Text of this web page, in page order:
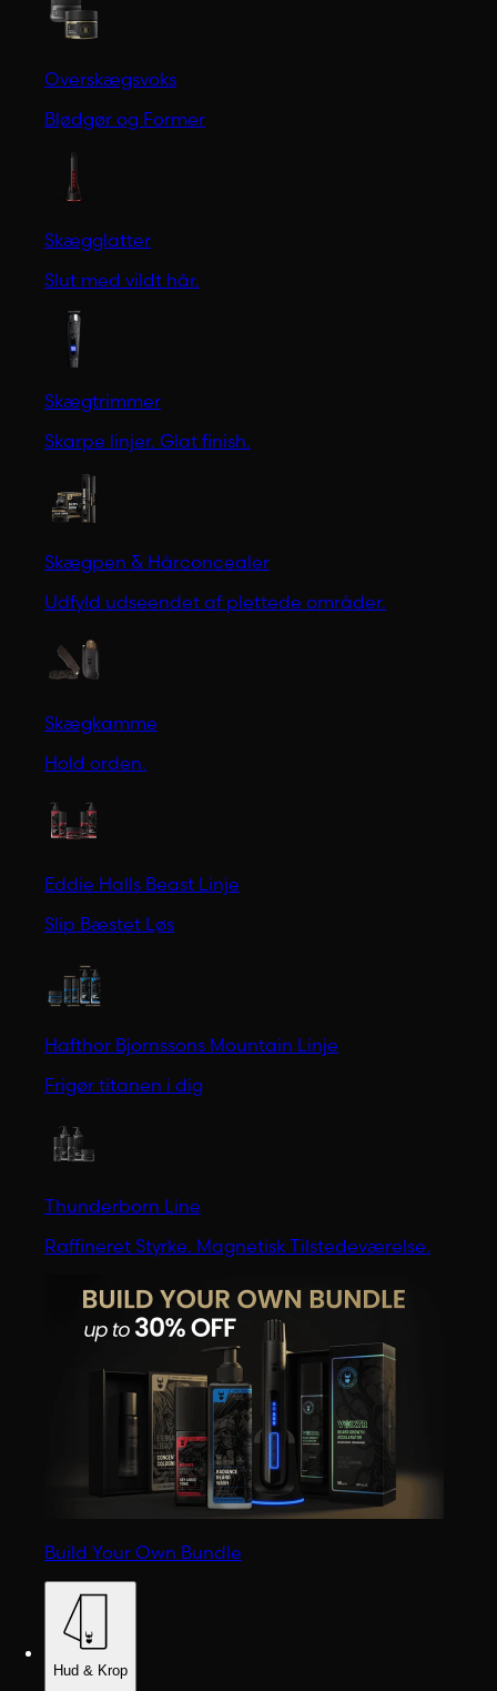
Overskægsvoks
Blødgør og Former
Skægglatter
Slut med vildt hår.
Skægtrimmer
Skarpe linjer. Glat finish.
Skægpen & Hårconcealer
Udfyld udseendet af plettede områder.
Skægkamme
Hold orden.
Eddie Halls Beast Linje
Slip Bæstet Løs
Hafthor Bjornssons Mountain Linje
Frigør titanen i dig
Thunderborn Line
Raffineret Styrke. Magnetisk Tilstedeværelse.
Build Your Own Bundle
Hud & Krop